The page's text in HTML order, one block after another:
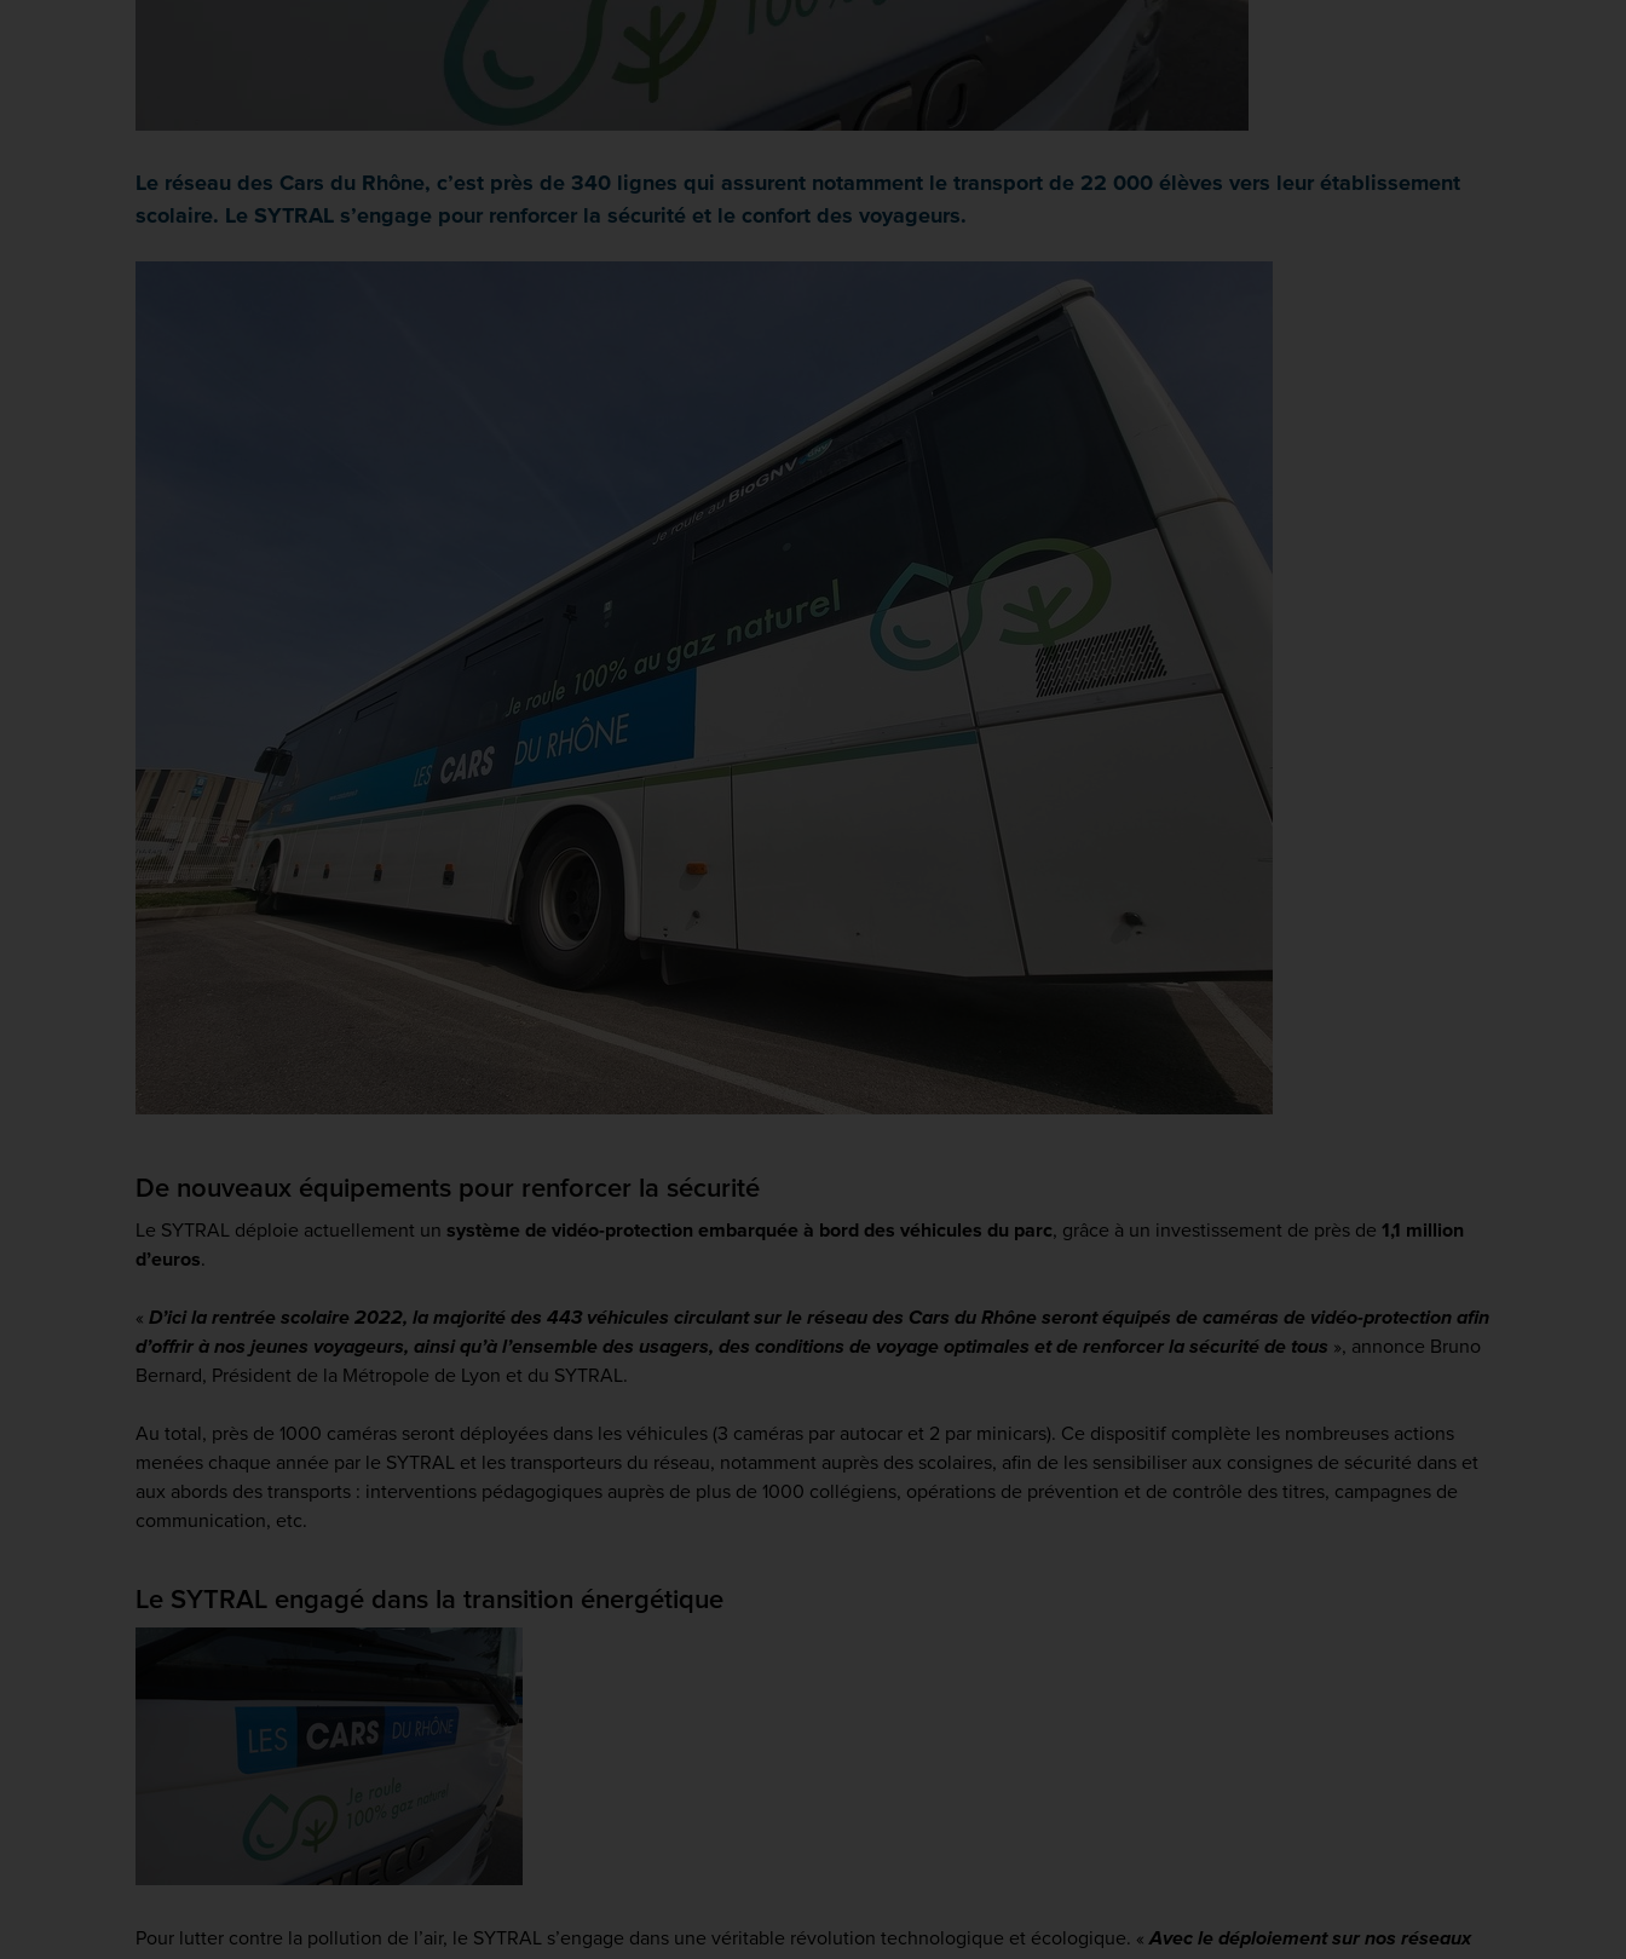
Le réseau des Cars du Rhône, c’est près de 340 lignes qui assurent notamment le transport de 22 000 élèves vers leur établissement
scolaire. Le SYTRAL s’engage pour renforcer la sécurité et le confort des voyageurs.
De nouveaux équipements pour renforcer la sécurité
Le SYTRAL déploie actuellement un système de vidéo-protection embarquée à bord des véhicules du parc, grâce à un investissement de près de 1,1 million
d’euros.
« D’ici la rentrée scolaire 2022, la majorité des 443 véhicules circulant sur le réseau des Cars du Rhône seront équipés de caméras de vidéo-protection afin
d’offrir à nos jeunes voyageurs, ainsi qu’à l’ensemble des usagers, des conditions de voyage optimales et de renforcer la sécurité de tous », annonce Bruno
Bernard, Président de la Métropole de Lyon et du SYTRAL.
Au total, près de 1000 caméras seront déployées dans les véhicules (3 caméras par autocar et 2 par minicars). Ce dispositif complète les nombreuses actions
menées chaque année par le SYTRAL et les transporteurs du réseau, notamment auprès des scolaires, afin de les sensibiliser aux consignes de sécurité dans et
aux abords des transports : interventions pédagogiques auprès de plus de 1000 collégiens, opérations de prévention et de contrôle des titres, campagnes de
communication, etc.
Le SYTRAL engagé dans la transition énergétique
Pour lutter contre la pollution de l’air, le SYTRAL s’engage dans une véritable révolution technologique et écologique. «Avec le déploiement sur nos réseaux